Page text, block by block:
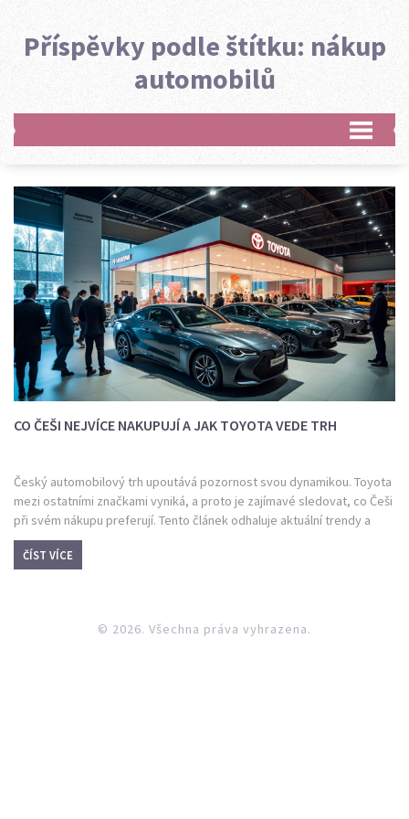
Příspěvky podle štítku: nákup
automobilů
CO ČEŠI NEJVÍCE NAKUPUJÍ A JAK TOYOTA VEDE TRH
Český automobilový trh upoutává pozornost svou dynamikou. Toyota
mezi ostatními značkami vyniká, a proto je zajímavé sledovat, co Češi
při svém nákupu preferují. Tento článek odhaluje aktuální trendy a
názory českých spotřebitelů na vozy značky Toyota.
ČÍST VÍCE
© 2026. Všechna práva vyhrazena.